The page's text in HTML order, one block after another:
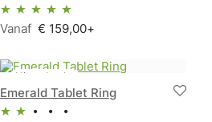
Vanaf € 159,00+
Emerald Tablet Ring